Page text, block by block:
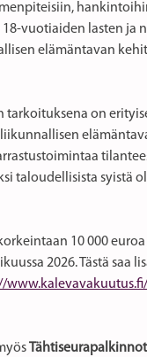
vuotiaiden lasten ja
elämäntavan
tarkoituksena on
taloudellisista syistä
10 000 euroa
2026. Tästä saa